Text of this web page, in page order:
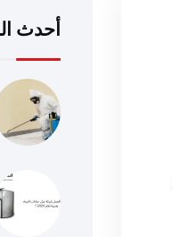
أحدث